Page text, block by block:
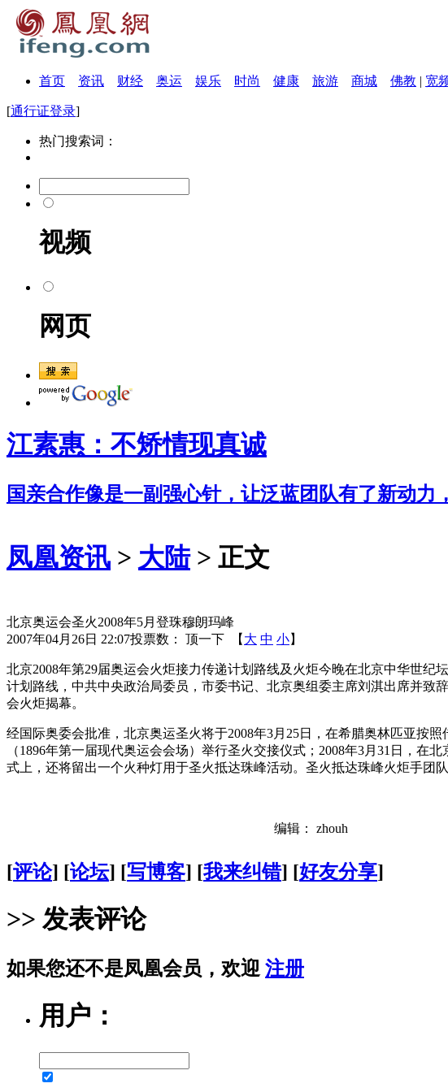
首页 资讯 财经 奥运 娱乐 时尚 健康 旅游 商城 佛教 | 宽
[通行证登录]
热门搜索词：
视频
网页
江素惠：不矫情现真诚
国亲合作像是一副强心针，让泛蓝团队有了新动力
凤凰资讯 > 大陆> 正文
北京奥运会圣火2008年5月登珠穆朗玛峰
2007年04月26日 22:07投票数： 顶一下 【 大 中 小】
北京2008年第29届奥运会火炬接力传递计划路线及火炬今晚在北京中华世
计划路线，中共中央政治局委员，市委书记、北京奥组委主席刘淇出席并致
会火炬揭幕。
经国际奥委会批准，北京奥运圣火将于2008年3月25日，在希腊奥林匹亚按
（1896年第一届现代奥运会会场）举行圣火交接仪式；2008年3月31日，
式上，还将留出一个火种灯用于圣火抵达珠峰活动。圣火抵达珠峰火炬手团
编辑： zhouh
[评论] [论坛] [写博客] [我来纠错] [好友分享]
>> 发表评论
如果您还不是凤凰会员，欢迎 注册
用户：